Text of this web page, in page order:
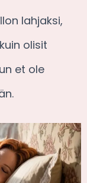
lahjaksi,
olisit
et ole